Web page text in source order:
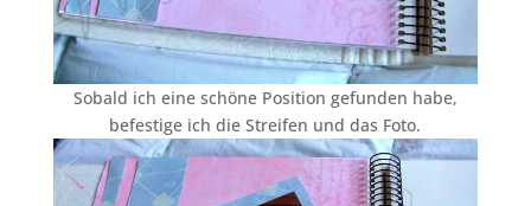
Sobald ich eine schöne Position gefunden habe,
befestige ich die Streifen und das Foto.